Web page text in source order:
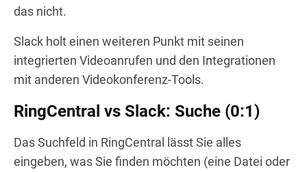
das nicht.
Slack holt einen weiteren Punkt mit seinen
integrierten Videoanrufen und den Integrationen
mit anderen Videokonferenz-Tools.
RingCentral vs Slack: Suche (0:1)
Das Suchfeld in RingCentral lässt Sie alles
eingeben, was Sie finden möchten (eine Datei oder